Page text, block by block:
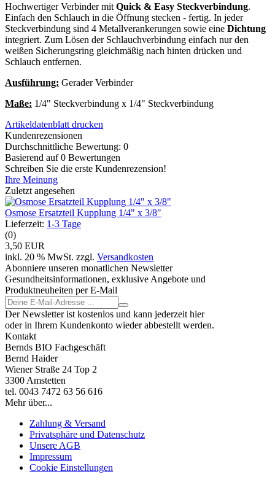
Hochwertiger Verbinder mit Quick & Easy Steckverbindung.
Einfach den Schlauch in die Öffnung stecken - fertig. In jeder
Steckverbindung sind 4 Metallverankerungen sowie eine Dichtung
integriert. Zum Lösen der Schlauchverbindung einfach nur den
weißen Sicherungsring gleichmäßig nach hinten drücken und
Schlauch entfernen.
Ausführung: Gerader Verbinder
Maße: 1/4" Steckverbindung x 1/4" Steckverbindung
Artikeldatenblatt drucken
Kundenrezensionen
Durchschnittliche Bewertung: 0
Basierend auf 0 Bewertungen
Schreiben Sie die erste Kundenrezension!
Ihre Meinung
Zuletzt angesehen
Osmose Ersatzteil Kupplung 1/4" x 3/8"
Lieferzeit: 1-3 Tage
(0)
3,50 EUR
inkl. 20 % MwSt. zzgl. Versandkosten
Abonniere unseren monatlichen Newsletter
Gesundheitsinformationen, exklusive Angebote und
Produktneuheiten per E-Mail
Der Newsletter ist kostenlos und kann jederzeit hier
oder in Ihrem Kundenkonto wieder abbestellt werden.
Kontakt
Bernds BIO Fachgeschäft
Bernd Haider
Wiener Straße 24 Top 2
3300 Amstetten
tel. 0043 7472 63 56 616
Mehr über...
Zahlung & Versand
Privatsphäre und Datenschutz
Unsere AGB
Impressum
Cookie Einstellungen